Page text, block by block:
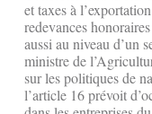
et taxes à
redevances
aussi au niveau d’un
ministre de
sur les politiques de
l’article 16 prévoit